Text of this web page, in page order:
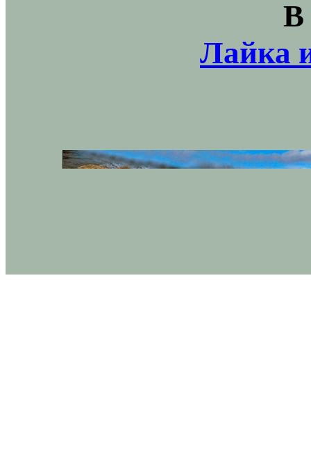
В
Лайка